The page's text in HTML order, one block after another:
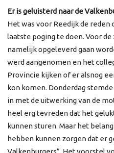
Er is geluisterd naar de
Het was voor Reedijk de
laatste poging te doen. Voor
namelijk opgeleverd gaan
werd aangenomen en het
Provincie kijken of er alsnog
kon komen. Donderdag
in met de uitwerking van de
heel erg tevreden dat het
kunnen sturen. Maar het
hebben kunnen zorgen dat er
Valkenburgers”. Het voorstel